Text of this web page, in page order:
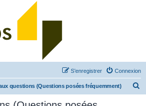
Connexion
S’enregistrer
questions (Questions posées fréquemment)